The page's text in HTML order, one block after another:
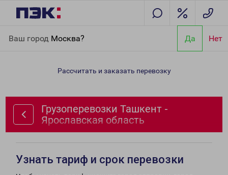
Ваш город Москва? Да Нет
Ярославская область
Рассчитать и заказать перевозку
Грузоперевозки Ташкент -
Ярославская область
Узнать тариф и срок перевозки